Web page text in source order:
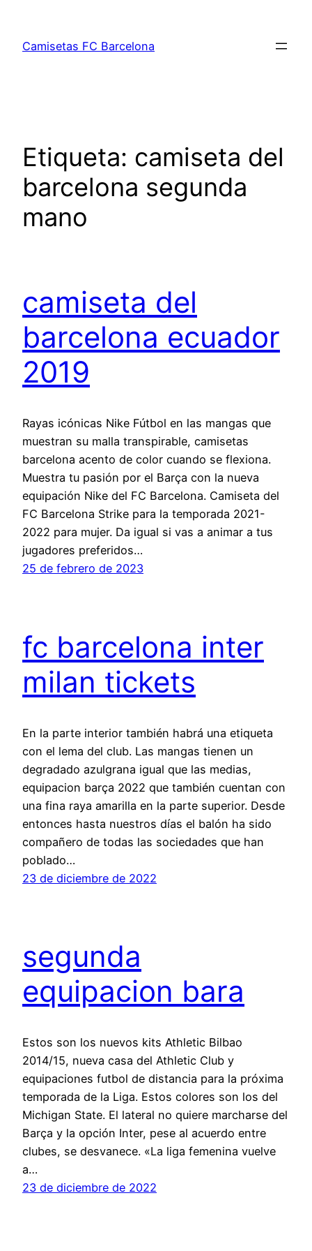
contenido
Camisetas FC Barcelona
Etiqueta: camiseta del
barcelona segunda
mano
camiseta del
barcelona ecuador
2019
Rayas icónicas Nike Fútbol en las mangas que
muestran su malla transpirable, camisetas
barcelona acento de color cuando se flexiona.
Muestra tu pasión por el Barça con la nueva
equipación Nike del FC Barcelona. Camiseta del
FC Barcelona Strike para la temporada 2021-
2022 para mujer. Da igual si vas a animar a tus
jugadores preferidos…
25 de febrero de 2023
fc barcelona inter
milan tickets
En la parte interior también habrá una etiqueta
con el lema del club. Las mangas tienen un
degradado azulgrana igual que las medias,
equipacion barça 2022 que también cuentan con
una fina raya amarilla en la parte superior. Desde
entonces hasta nuestros días el balón ha sido
compañero de todas las sociedades que han
poblado…
23 de diciembre de 2022
segunda
equipacion bara
Estos son los nuevos kits Athletic Bilbao
2014/15, nueva casa del Athletic Club y
equipaciones futbol de distancia para la próxima
temporada de la Liga. Estos colores son los del
Michigan State. El lateral no quiere marcharse del
Barça y la opción Inter, pese al acuerdo entre
clubes, se desvanece. «La liga femenina vuelve
a…
23 de diciembre de 2022